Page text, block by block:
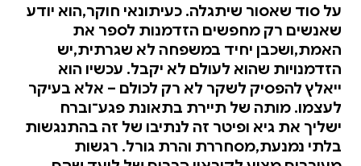
על סוד שאסור שיתגלה. כעיתונאי חוקר,הוא יודע
שאנשים רק מחפשים הזדמנות לספר את
האמת,ושכבן יחיד במשפחה לא שגרתית,יש
הזדמנויות שהוא לעולם לא יקבל. עכשיו הוא
ייאלץ להפסיק לשקר לא רק לכולם – אלא בעיקר
לעצמו. מותה של תיירת בתאונת פגע־וברח
ישליך את גיא ופיטר זה לנתיבו של זה בהתנגשות
בלתי נמנעת,מסחררת והרת גורל. רגשות